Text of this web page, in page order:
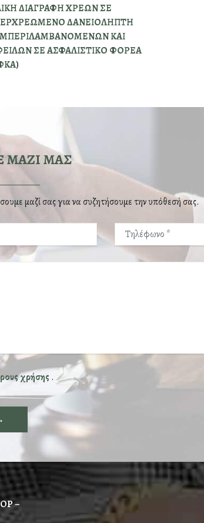
ΔΙΑΓΡΑΦΗ ΧΡΕΩΝ ΣΕ
ΔΑΝΕΙΟΛΗΠΤΗ
ΚΑΙ
ΣΕ ΑΣΦΑΛΙΣΤΙΚΟ ΦΟΡΕΑ
ΜΑΖΙ ΜΑΣ
μαζί σας για να συζητήσουμε την υπόθεσή σας.
χρήσης .
–